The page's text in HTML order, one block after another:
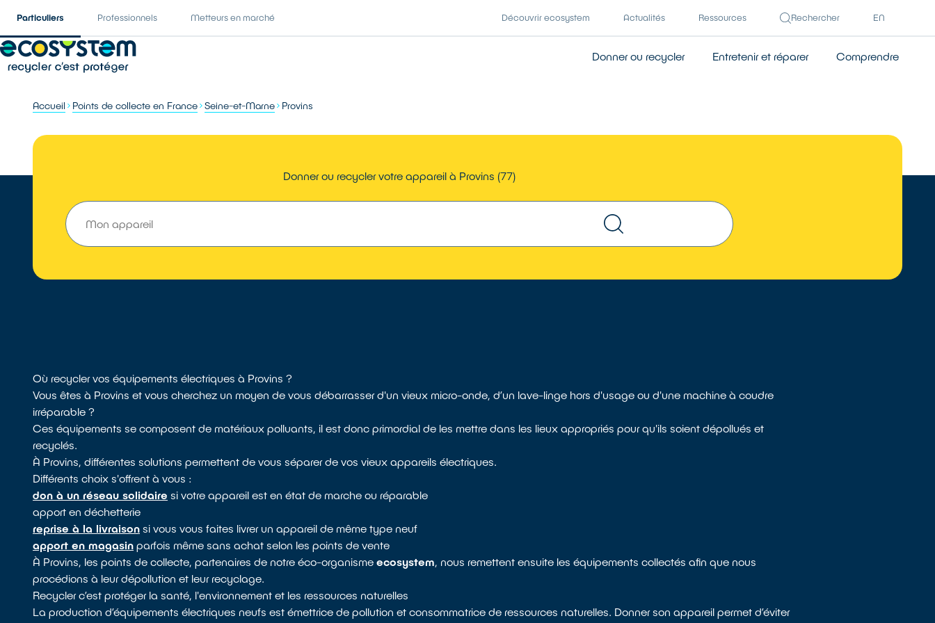
Particuliers Professionnels Metteurs en marché Découvrir ecosystem Actualités Ressources Rechercher EN
Donner ou recycler Entretenir et réparer Comprendre
Accueil Points de collecte en France Seine-et-Marne Provins
Donner ou recycler votre appareil à Provins (77)
Où recycler vos équipements électriques à Provins ?
Vous êtes à Provins et vous cherchez un moyen de vous débarrasser d'un vieux micro-onde, d’un lave-linge hors d'usage ou d'une machine à coudre
irréparable ?
Ces équipements se composent de matériaux polluants, il est donc primordial de les mettre dans les lieux appropriés pour qu'ils soient dépollués et
recyclés.
À Provins, différentes solutions permettent de vous séparer de vos vieux appareils électriques.
Différents choix s'offrent à vous :
don à un réseau solidaire si votre appareil est en état de marche ou réparable
apport en déchetterie
reprise à la livraison si vous vous faites livrer un appareil de même type neuf
apport en magasin parfois même sans achat selon les points de vente
À Provins, les points de collecte, partenaires de notre éco-organismeecosystem, nous remettent ensuite les équipements collectés afin que nous
procédions à leur dépollution et leur recyclage.
Recycler c’est protéger la santé, l'environnement et les ressources naturelles
La production d’équipements électriques neufs est émettrice de pollution et consommatrice de ressources naturelles. Donner son appareil permet d’éviter